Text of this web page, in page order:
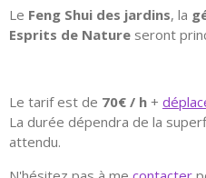
Le Feng Shui des jardins, la
Esprits de Nature seront
Le tarif est de 70€ / h +
La durée dépendra de la
attendu.